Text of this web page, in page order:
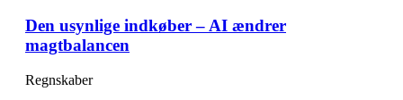
Den usynlige indkøber – AI ændrer
magtbalancen
Regnskaber